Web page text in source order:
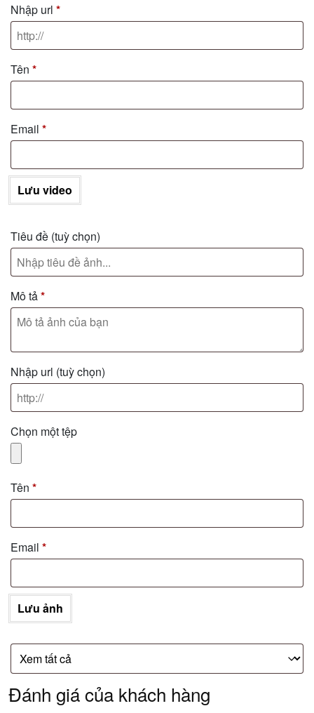
Nhập url *
Tên *
Email *
Lưu video
Tiêu đề (tuỳ chọn)
Mô tả*
Nhập url (tuỳ chọn)
Chọn một tệp
Tên *
Email *
Lưu ảnh
Đánh giá của khách hàng